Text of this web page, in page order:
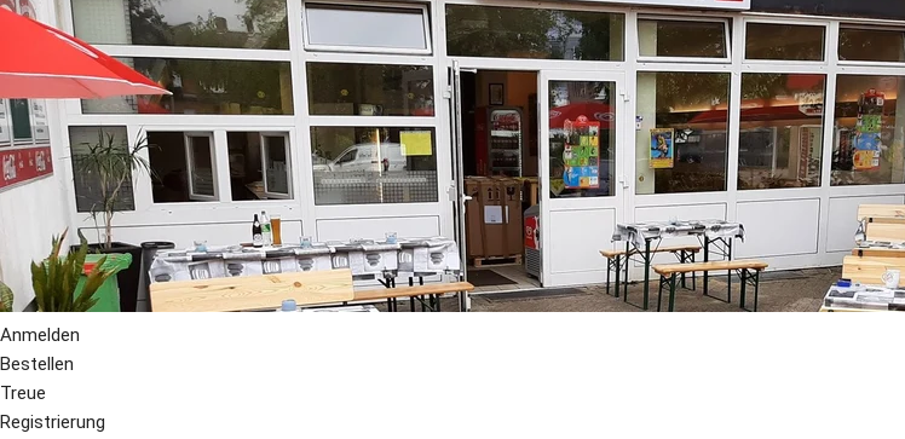
Anmelden
Bestellen
Treue
Registrierung